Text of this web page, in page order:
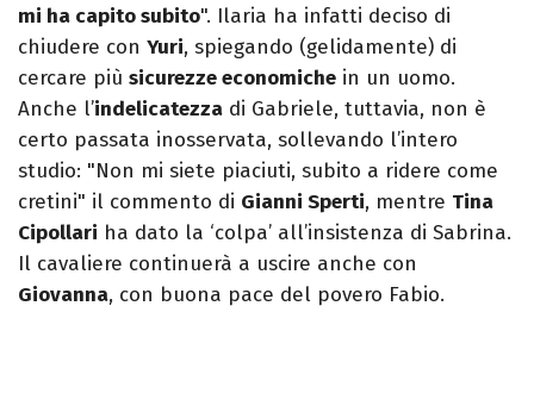
mi ha capito subito". Ilaria ha infatti deciso di
chiudere con Yuri, spiegando (gelidamente) di
cercare più sicurezze economiche in un uomo.
Anche l’indelicatezza di Gabriele, tuttavia, non è
certo passata inosservata, sollevando l’intero
studio: "Non mi siete piaciuti, subito a ridere come
cretini" il commento di Gianni Sperti, mentre Tina
Cipollari ha dato la ‘colpa’ all’insistenza di Sabrina.
Il cavaliere continuerà a uscire anche con
Giovanna, con buona pace del povero Fabio.